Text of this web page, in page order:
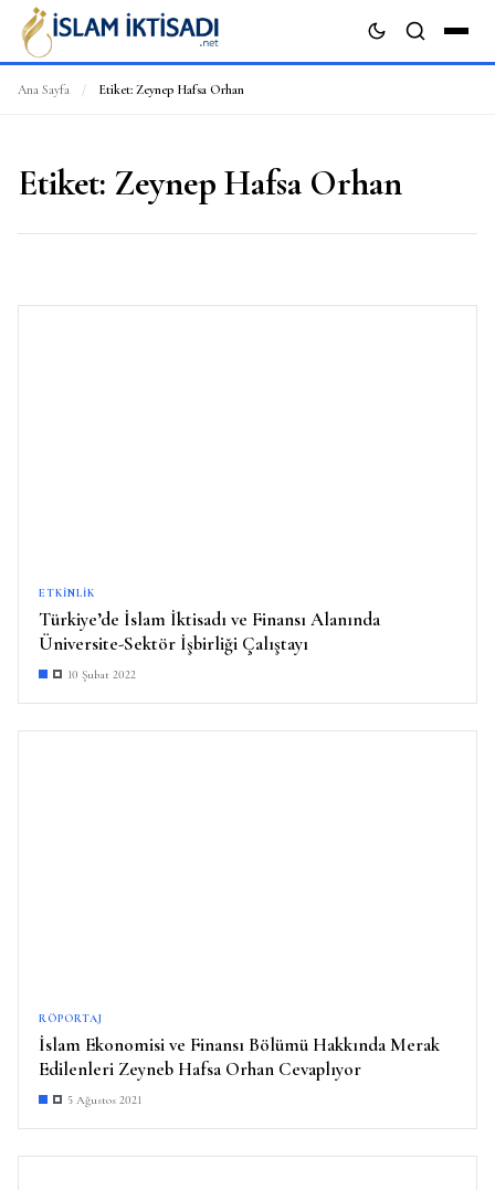
Ana Sayfa / Etiket: Zeynep Hafsa Orhan
Etiket: Zeynep Hafsa Orhan
ETKINLIK
Türkiye’de İslam İktisadı ve Finansı Alanında
Üniversite-Sektör İşbirliği Çalıştayı
10 Şubat 2022
RÖPORTAJ
İslam Ekonomisi ve Finansı Bölümü Hakkında Merak
Edilenleri Zeyneb Hafsa Orhan Cevaplıyor
5 Ağustos 2021